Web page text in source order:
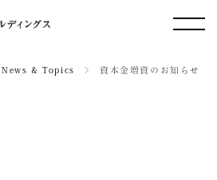
News & Topics ＞ 資本金増資のお知らせ